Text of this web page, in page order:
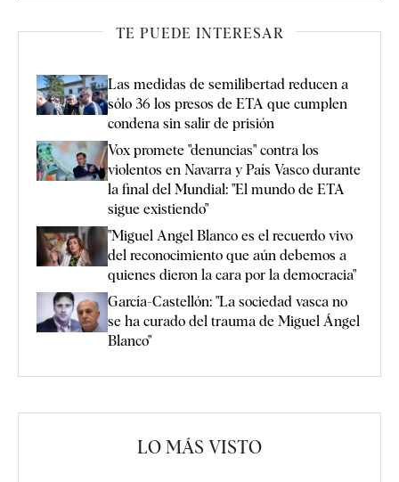
TE PUEDE INTERESAR
Las medidas de semilibertad reducen a
sólo 36 los presos de ETA que cumplen
condena sin salir de prisión
Vox promete "denuncias" contra los
violentos en Navarra y País Vasco durante
la final del Mundial: "El mundo de ETA
sigue existiendo"
"Miguel Angel Blanco es el recuerdo vivo
del reconocimiento que aún debemos a
quienes dieron la cara por la democracia"
García-Castellón: "La sociedad vasca no
se ha curado del trauma de Miguel Ángel
Blanco"
LO MÁS VISTO